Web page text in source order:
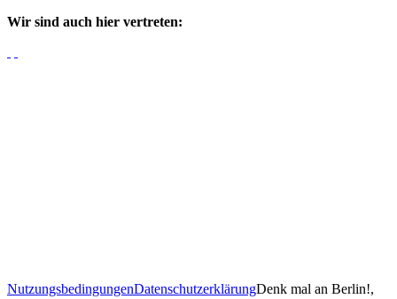
Wir sind auch hier vertreten:
NutzungsbedingungenDatenschutzerklärungDenk mal an Berlin!,